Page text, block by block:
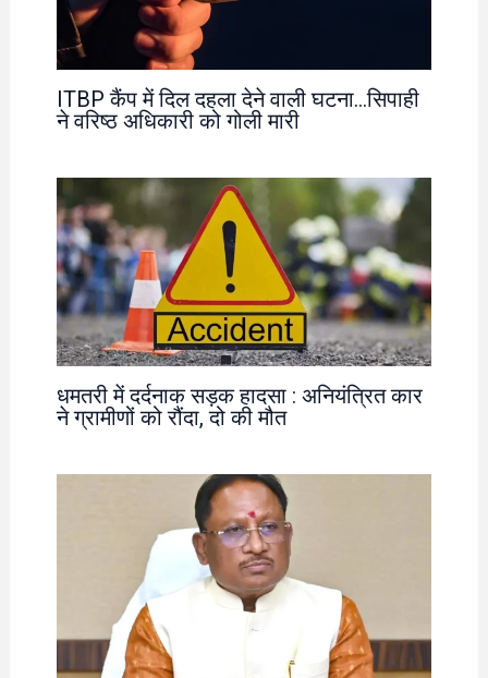
ITBP कैंप में दिल दहला देने वाली घटना…सिपाही
ने वरिष्ठ अधिकारी को गोली मारी
धमतरी में दर्दनाक सड़क हादसा : अनियंत्रित कार
ने ग्रामीणों को रौंदा, दो की मौत